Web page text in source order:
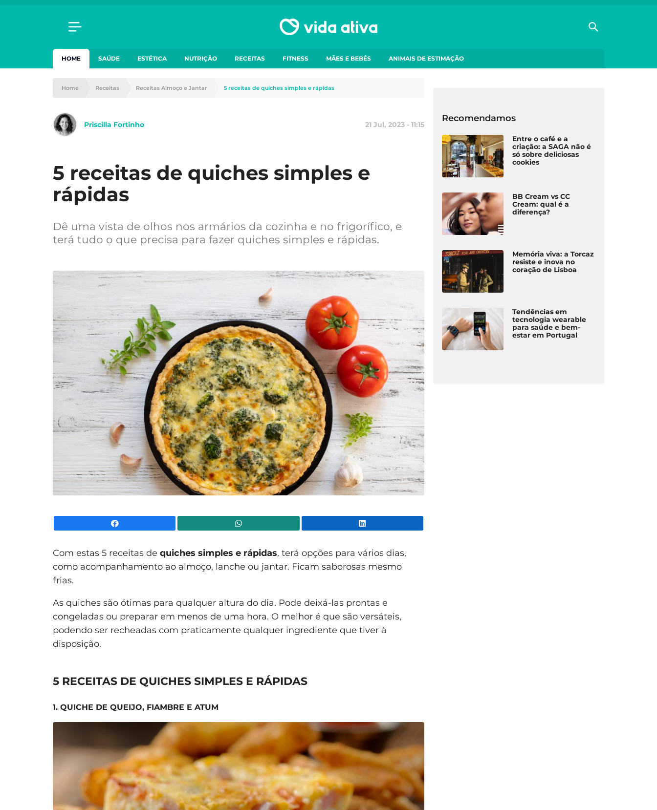
HOME SAÚDE ESTÉTICA NUTRIÇÃO RECEITAS FITNESS MÃES E BEBÉS ANIMAIS DE ESTIMAÇÃO
Home Receitas Receitas Almoço e Jantar 5 receitas de quiches simples e rápidas
Priscilla Fortinho 21 Jul, 2023 - 11:15
5 receitas de quiches simples e
rápidas
Dê uma vista de olhos nos armários da cozinha e no frigorífico, e
terá tudo o que precisa para fazer quiches simples e rápidas.
Com estas 5 receitas de quiches simples e rápidas, terá opções para vários dias,
como acompanhamento ao almoço, lanche ou jantar. Ficam saborosas mesmo
frias.
As quiches são ótimas para qualquer altura do dia. Pode deixá-las prontas e
congeladas ou preparar em menos de uma hora. O melhor é que são versáteis,
podendo ser recheadas com praticamente qualquer ingrediente que tiver à
disposição.
5 RECEITAS DE QUICHES SIMPLES E RÁPIDAS
1. QUICHE DE QUEIJO, FIAMBRE E ATUM
Recomendamos
Entre o café e a
criação: a SAGA não é
só sobre deliciosas
cookies
BB Cream vs CC
Cream: qual é a
diferença?
Memória viva: a Torcaz
resiste e inova no
coração de Lisboa
Tendências em
tecnologia wearable
para saúde e bem-
estar em Portugal